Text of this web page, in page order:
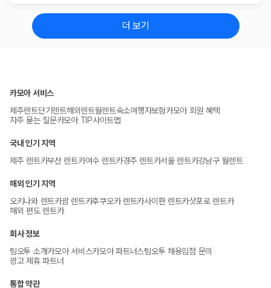
더 보기
카모아 서비스
제주렌트단기렌트해외렌트월렌트숙소여행자보험카모아 회원 혜택
자주 묻는 질문카모아 TIP사이트맵
국내 인기 지역
제주 렌트카부산 렌트카여수 렌트카경주 렌트카서울 렌트카강남구 월렌트
해외 인기 지역
오키나와 렌트카괌 렌트카후쿠오카 렌트카사이판 렌트카삿포로 렌트카
해외 편도 렌트카
회사 정보
팀오투 소개카모아 서비스카모아 파트너스팀오투 채용입점 문의
광고 제휴 파트너
통합 약관